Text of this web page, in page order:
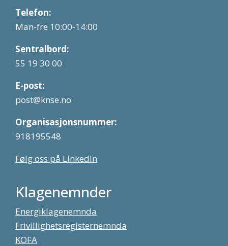
Telefon:
Man-fre 10:00-14:00
Sentralbord:
55 19 30 00
E-post:
post@knse.no
Organisasjonsnummer:
918195548
Følg oss på LinkedIn
Klagenemnder
Energiklagenemnda
Frivillighetsregisternemnda
KOFA